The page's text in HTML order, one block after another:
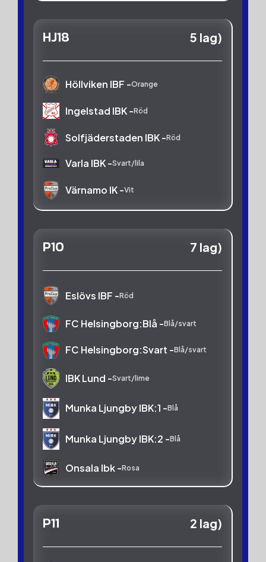
HJ18 5 lag)
Höllviken IBF -Orange
Ingelstad IBK -Röd
Solfjäderstaden IBK -Röd
Varla IBK -Svart/lila
Värnamo IK -Vit
P10 7 lag)
Eslövs IBF -Röd
FC Helsingborg:Blå -Blå/svart
FC Helsingborg:Svart -Blå/svart
IBK Lund -Svart/lime
Munka Ljungby IBK:1 -Blå
Munka Ljungby IBK:2 -Blå
Onsala Ibk -Rosa
P11 2 lag)